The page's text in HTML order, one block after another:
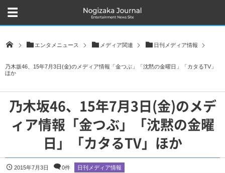
エンタメニュース メディア関連 日刊メディア情報
乃木坂46、15年7月3日(金)のメディア情報「金つぶ」「沈黙の金曜日」「カタるTV」
ほか
乃木坂46、15年7月3日(金)のメデ
ィア情報「金つぶ」「沈黙の金曜
日」「カタるTV」ほか
2015年7月3日 0件 日刊メディア情報